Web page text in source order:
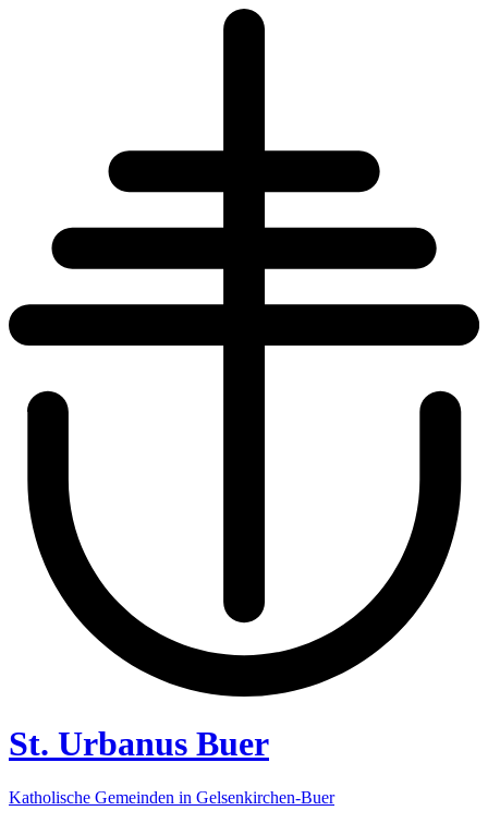
St. Urbanus Buer
Katholische Gemeinden in Gelsenkirchen-Buer